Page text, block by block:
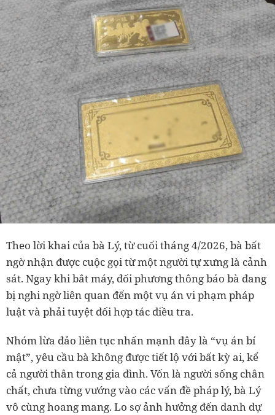
Theo lời khai của bà Lý, từ cuối tháng 4/2026, bà bất
ngờ nhận được cuộc gọi từ một người tự xưng là cảnh
sát. Ngay khi bắt máy, đối phương thông báo bà đang
bị nghi ngờ liên quan đến một vụ án vi phạm pháp
luật và phải tuyệt đối hợp tác điều tra.
Nhóm lừa đảo liên tục nhấn mạnh đây là “vụ án bí
mật”, yêu cầu bà không được tiết lộ với bất kỳ ai, kể
cả người thân trong gia đình. Vốn là người sống chân
chất, chưa từng vướng vào các vấn đề pháp lý, bà Lý
vô cùng hoang mang. Lo sợ ảnh hưởng đến danh dự